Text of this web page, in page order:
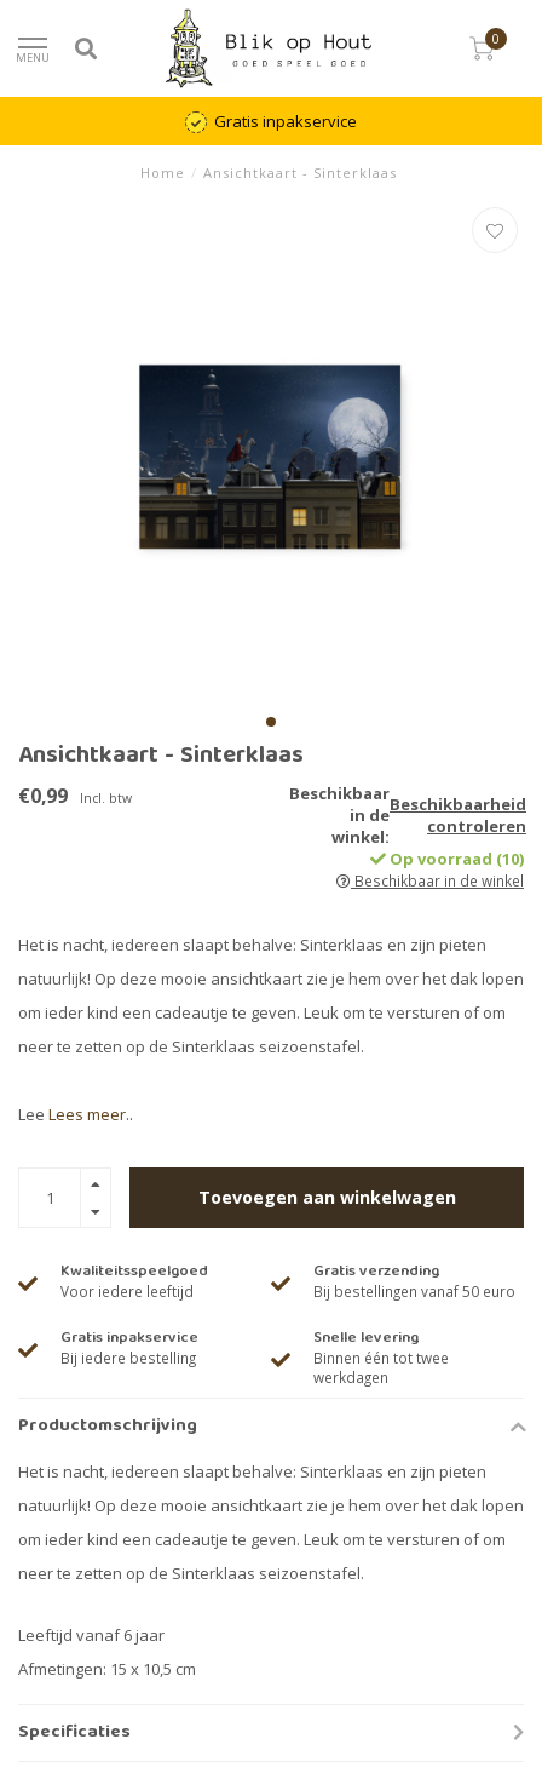
MENU
0
Gratis inpakservice
Home / Ansichtkaart - Sinterklaas
Ansichtkaart - Sinterklaas
€0,99 Incl. btw
Beschikbaar
in de
winkel:
Beschikbaarheid
controleren
Op voorraad (10)
Beschikbaar in de winkel
Het is nacht, iedereen slaapt behalve: Sinterklaas en zijn pieten
natuurlijk! Op deze mooie ansichtkaart zie je hem over het dak lopen
om ieder kind een cadeautje te geven. Leuk om te versturen of om
neer te zetten op de Sinterklaas seizoenstafel.
Lee Lees meer..
Toevoegen aan winkelwagen
Kwaliteitsspeelgoed
Voor iedere leeftijd
Gratis verzending
Bij bestellingen vanaf 50 euro
Gratis inpakservice
Bij iedere bestelling
Snelle levering
Binnen één tot twee
werkdagen
Productomschrijving
Het is nacht, iedereen slaapt behalve: Sinterklaas en zijn pieten
natuurlijk! Op deze mooie ansichtkaart zie je hem over het dak lopen
om ieder kind een cadeautje te geven. Leuk om te versturen of om
neer te zetten op de Sinterklaas seizoenstafel.
Leeftijd vanaf 6 jaar
Afmetingen: 15 x 10,5 cm
Specificaties